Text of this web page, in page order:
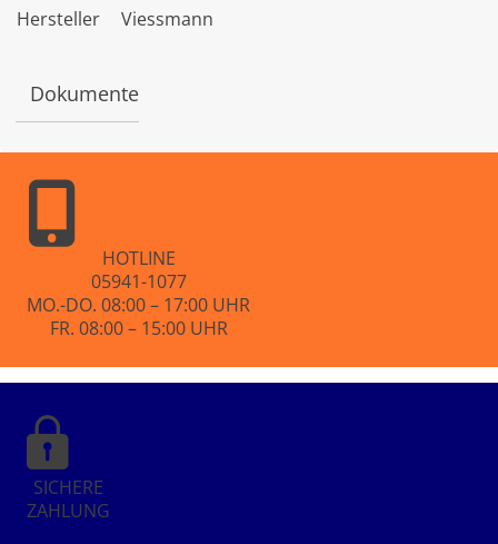
t
v
Hersteller Viessmann
Dokumente
HOTLINE
05941-1077
MO.-DO. 08:00 – 17:00 UHR
FR. 08:00 – 15:00 UHR
SICHERE
ZAHLUNG